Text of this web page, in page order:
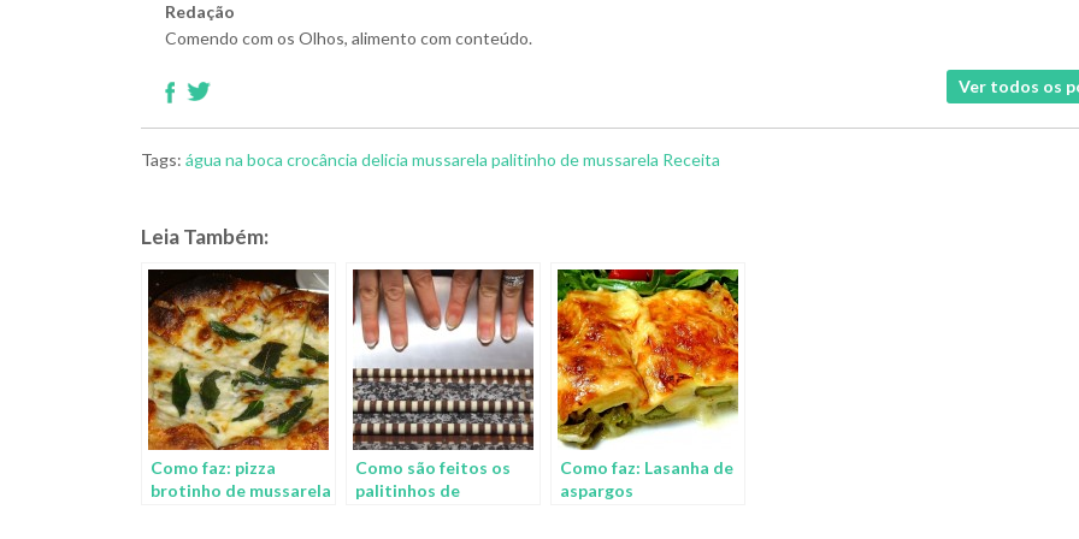
Redação
Comendo com os Olhos, alimento com conteúdo.
Ver todos os
Tags: água na boca crocância delicia mussarela palitinho de mussarela Receita
Leia Também:
Como faz: pizza
brotinho de mussarela
Como são feitos os
palitinhos de
Como faz: Lasanha de
aspargos